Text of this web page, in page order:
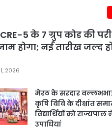
5 के 7 ग्रुप कोड की
होगा; नई तारीख जल्द
2026
मेरठ के सरदार
कृषि विवि के दीक्षांत
विद्यार्थियों को राज्यपाल
उपाधियां